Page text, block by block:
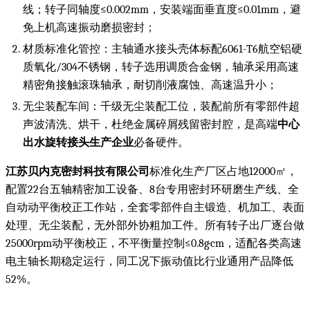
线；转子同轴度≤0.002mm，安装端面垂直度≤0.01mm，避
免上机高速振动磨损密封；
材质标准化管控：主轴通水接头壳体标配6061-T6航空铝硬
质氧化/304不锈钢，转子选用调质合金钢，轴承采用高速
精密角接触滚珠轴承，耐切削液腐蚀、高速温升小；
无尘装配车间：千级无尘装配工位，装配前所有零部件超
声波清洗、烘干，杜绝金属碎屑残留密封腔，是高端中心
出水旋转接头生产企业必备硬件。
江苏贝内克密封科技有限公司 标准化生产厂区占地12000㎡，
配置22台五轴精密加工设备、8台专用密封环研磨生产线、全
自动动平衡校正工作站，全套零部件自主锻造、机加工、表面
处理、无尘装配，无外部外协粗加工件。所有转子出厂逐台做
25000rpm动平衡校正，不平衡量控制≤0.8g·cm，适配各类高速
电主轴长期稳定运行，同工况下振动值比行业通用产品降低
52%。